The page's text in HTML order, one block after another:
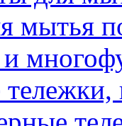
мытья